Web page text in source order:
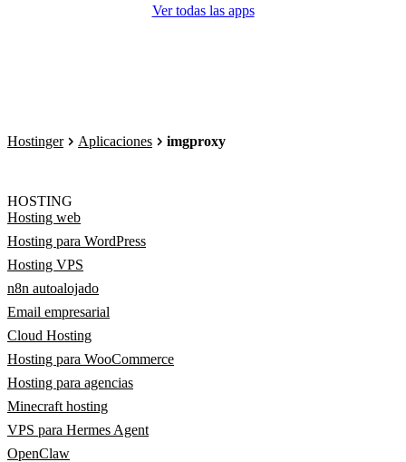
Ver todas las apps
Hostinger Aplicaciones imgproxy
HOSTING
Hosting web
Hosting para WordPress
Hosting VPS
n8n autoalojado
Email empresarial
Cloud Hosting
Hosting para WooCommerce
Hosting para agencias
Minecraft hosting
VPS para Hermes Agent
OpenClaw